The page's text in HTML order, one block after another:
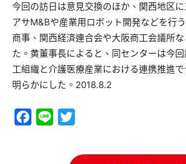
今回の訪日は意見交換のほか、関西地区
アサM&Bや産業用ロボット開発などを行
商事、関西経済連合会や大阪商工会議所
た。黄董事長によると、同センターは今
工組織と介護医療産業における連携推進
明らかにした。2018.8.2
Facebook
Line